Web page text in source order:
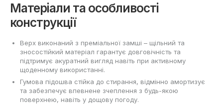
Матеріали та особливості
конструкції
Верх виконаний з преміальної замші – щільний та
зносостійкий матеріал гарантує довговічність та
підтримує акуратний вигляд навіть при активному
щоденному використанні.
Гумова підошва стійка до стирання, відмінно амортизує
та забезпечує впевнене зчеплення з будь-якою
поверхнею, навіть у дощову погоду.